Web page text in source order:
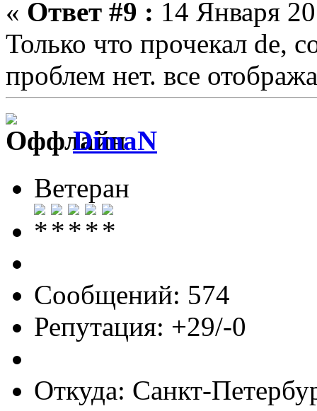
« Ответ #9 : 14 Января
Только что прочекал de,
проблем нет. все
DimaN
Ветеран
Сообщений: 574
Репутация: +29/-0
Откуда: Санкт-